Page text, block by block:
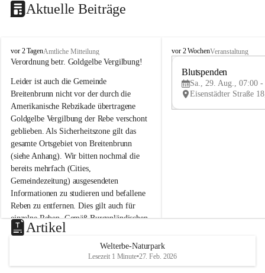
Aktuelle Beiträge
B
r
i
t
e
n
b
r
u
n
n
a
m
N
e
u
s
d
vor 2 TagenAmtliche Mitteilung
Verordnung betr. Goldgelbe Vergilbung!
Leider ist auch die Gemeinde
Breitenbrunn nicht vor der durch die
Amerikanische Rebzikade übertragene
Goldgelbe Vergilbung der Rebe verschont
geblieben. Als Sicherheitszone gilt das
gesamte Ortsgebiet von Breitenbrunn
(siehe Anhang). Wir bitten nochmal die
bereits mehrfach (Cities,
Gemeindezeitung) ausgesendeten
Informationen zu studieren und befallene
Reben zu entfernen. Dies gilt auch für
einzelne Reben. Gemäß Burgenländischen
Weinbaugesetz sind nicht gepflegte oder
unzulässige Weingärten zu roden! Bitte
helfen wir zusammen um unsere Winzer
vor den prognostizierten Ernteausfällen
B
e
u
e
d
vor 2 WochenVeranstaltung
Blutspenden
Sa., 29. Aug., 07:00 -
Artikel
Welterbe-Naturpark
Lesezeit 1 Minute•27. Feb. 2026